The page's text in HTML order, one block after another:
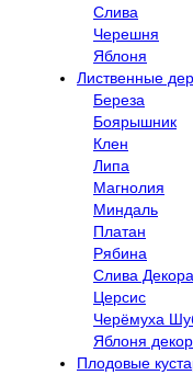
Слива
Черешня
Яблоня
Лиственные
Береза
Боярышник
Клен
Липа
Магнолия
Миндаль
Платан
Рябина
Слива
Церсис
Черёмуха
Яблоня
Плодовые